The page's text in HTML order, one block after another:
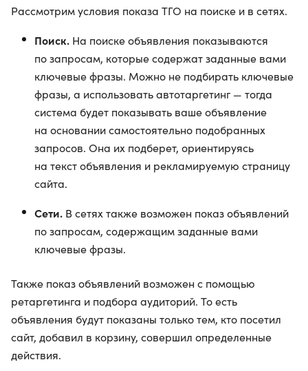
Рассмотрим условия показа ТГО на поиске и в сетях.
Поиск. На поиске объявления показываются
по запросам, которые содержат заданные вами
ключевые фразы. Можно не подбирать ключевые
фразы, а использовать автотаргетинг — тогда
система будет показывать ваше объявление
на основании самостоятельно подобранных
запросов. Она их подберет, ориентируясь
на текст объявления и рекламируемую страницу
сайта.
Сети. В сетях также возможен показ объявлений
по запросам, содержащим заданные вами
ключевые фразы.
Также показ объявлений возможен с помощью
ретаргетинга и подбора аудиторий. То есть
объявления будут показаны только тем, кто посетил
сайт, добавил в корзину, совершил определенные
действия.